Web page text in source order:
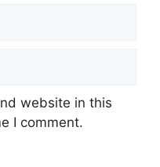
website in this
I comment.